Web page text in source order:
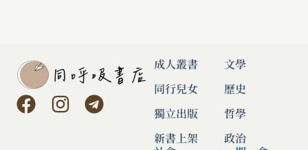
成人叢書
同行兒女
獨立出版
新書上架
文學
歷史
哲學
政治